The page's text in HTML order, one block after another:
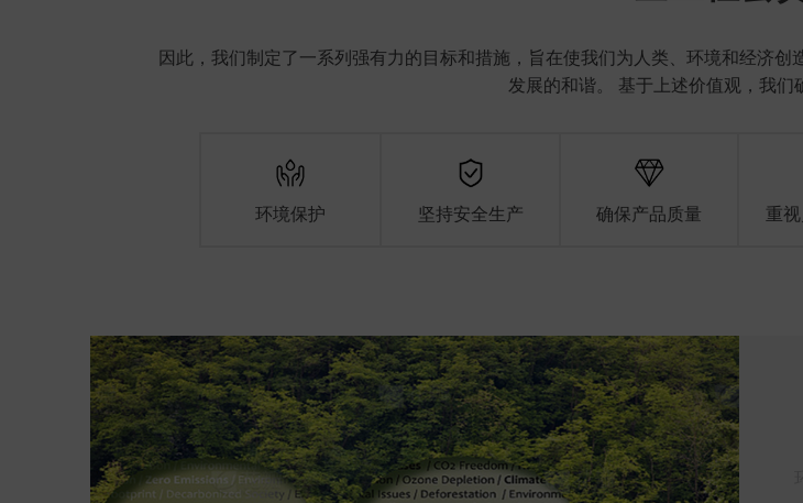
因此，我们制定了一系列强有力的目标和措施，旨在使我们为人类、环境和经济
发展的和谐。 基于上述价值观，我们
环境保护 坚持安全生产 确保产品质量 重